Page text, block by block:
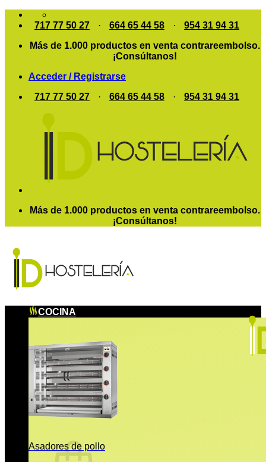
Saltar
717 77 50 27 · 664 65 44 58 ·
954 31 94 31
Más de 1.000 productos en venta contrareembolso.
¡Consúltanos!
Acceder / Registrarse
717 77 50 27
· 664 65 44 58 · 954 31 94 31
Más de 1.000 productos en venta contrareembolso.
¡Consúltanos!
COCINA
Asadores de pollo